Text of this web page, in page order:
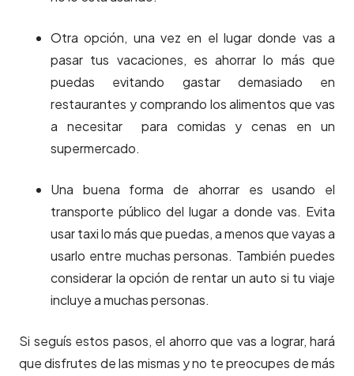
Otra opción, una vez en el lugar donde vas a
pasar tus vacaciones, es ahorrar lo más que
puedas evitando gastar demasiado en
restaurantes y comprando los alimentos que vas
a necesitar para comidas y cenas en un
supermercado.
Una buena forma de ahorrar es usando el
transporte público del lugar a donde vas. Evita
usar taxi lo más que puedas, a menos que vayas a
usarlo entre muchas personas. También puedes
considerar la opción de rentar un auto si tu viaje
incluye a muchas personas.
Si seguís estos pasos, el ahorro que vas a lograr, hará
que disfrutes de las mismas y no te preocupes de más